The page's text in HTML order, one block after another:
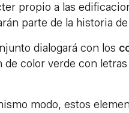
propio a las
parte de la historia
dialogará con los
de color verde con
modo, estos